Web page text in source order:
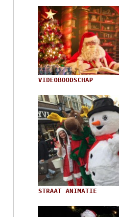
VIDEOBOODSCHAP
STRAAT ANIMATIE